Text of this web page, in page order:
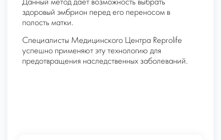
Данный метод дает возможность выбрать
здоровый эмбрион перед его переносом в
полость матки.
Специалисты Медицинского Центра Reprolife
успешно применяют эту технологию для
предотвращения наследственных заболеваний.